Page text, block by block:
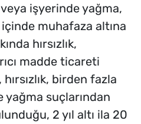
işyerinde yağma,
muhafaza altına
hırsızlık,
madde ticareti
birden fazla
suçlarından
2 yıl altı ila 20